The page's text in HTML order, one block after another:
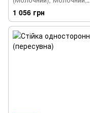
Молочний
1 056 грн